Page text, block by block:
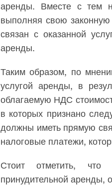
аренды. Вместе с тем
выполняя свою законную
связан с оказанной
аренды.
Таким образом, по
услугой аренды, в
облагаемую НДС
в которых признано
должны иметь прямую
налоговые платежи,
Стоит отметить, что
принудительной аренды,